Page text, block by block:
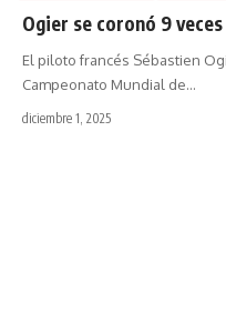
Ogier se coronó 9
El piloto francés Sébastien
Campeonato Mundial de…
diciembre 1, 2025